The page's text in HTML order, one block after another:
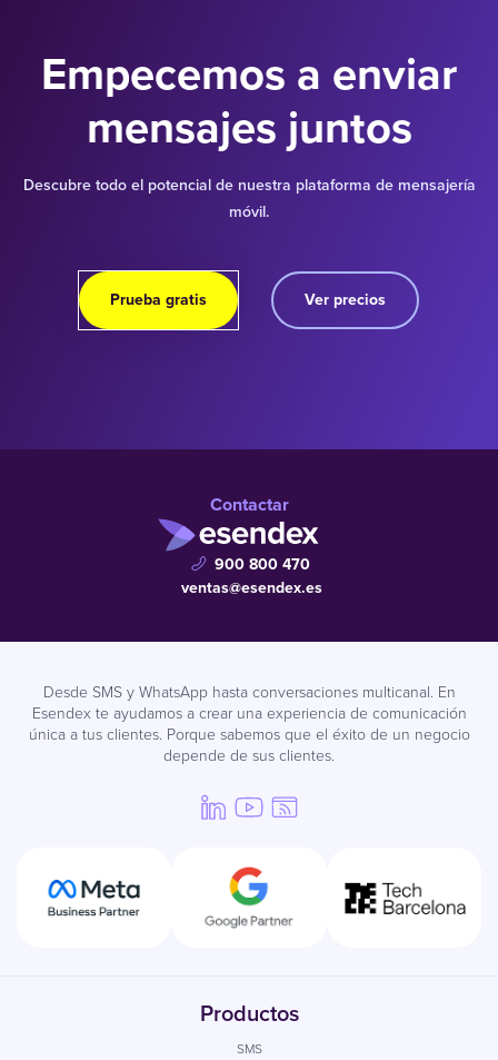
Empecemos a enviar
mensajes juntos
Descubre todo el potencial de nuestra plataforma de mensajería
móvil.
Prueba gratis Ver precios
Contactar
900 800 470
ventas@esendex.es
Desde SMS y WhatsApp hasta conversaciones multicanal. En
Esendex te ayudamos a crear una experiencia de comunicación
única a tus clientes. Porque sabemos que el éxito de un negocio
depende de sus clientes.
Productos
SMS